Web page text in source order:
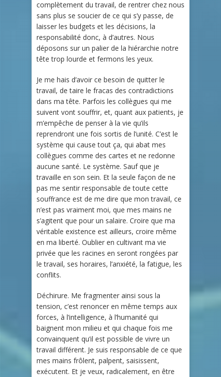
complètement du travail, de rentrer chez nous
sans plus se soucier de ce qui s’y passe, de
laisser les budgets et les décisions, la
responsabilité donc, à d’autres. Nous
déposons sur un palier de la hiérarchie notre
tête trop lourde et fermons les yeux.
Je me hais d’avoir ce besoin de quitter le
travail, de taire le fracas des contradictions
dans ma tête. Parfois les collègues qui me
suivent vont souffrir, et, quant aux patients, je
m’empêche de penser à la vie qu’ils
reprendront une fois sortis de l’unité. C’est le
système qui cause tout ça, qui abat mes
collègues comme des cartes et ne redonne
aucune santé. Le système. Sauf que je
travaille en son sein. Et la seule façon de ne
pas me sentir responsable de toute cette
souffrance est de me dire que mon travail, ce
n’est pas vraiment moi, que mes mains ne
s’agitent que pour un salaire. Croire que ma
véritable existence est ailleurs, croire même
en ma liberté. Oublier en cultivant ma vie
privée que les racines en seront rongées par
le travail, ses horaires, l’anxiété, la fatigue, les
conflits.
Déchirure. Me fragmenter ainsi sous la
tension, c’est renoncer en même temps aux
forces, à l’intelligence, à l’humanité qui
baignent mon milieu et qui chaque fois me
convainquent qu’il est possible de vivre un
travail différent. Je suis responsable de ce que
mes mains frôlent, palpent, saisissent,
exécutent. Et je veux, radicalement, en être